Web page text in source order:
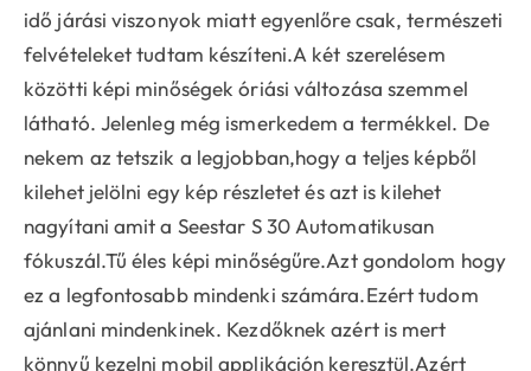
idő járási viszonyok miatt egyenlőre csak, természeti
felvételeket tudtam készíteni.A két szerelésem
közötti képi minőségek óriási változása szemmel
látható. Jelenleg még ismerkedem a termékkel. De
nekem az tetszik a legjobban,hogy a teljes képből
kilehet jelölni egy kép részletet és azt is kilehet
nagyítani amit a Seestar S 30 Automatikusan
fókuszál.Tű éles képi minőségűre.Azt gondolom hogy
ez a legfontosabb mindenki számára.Ezért tudom
ajánlani mindenkinek. Kezdőknek azért is mert
könnyű kezelni mobil applikáción keresztül.Azért